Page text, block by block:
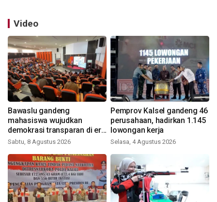
Video
Bawaslu gandeng
mahasiswa wujudkan
demokrasi transparan di era
digital
Sabtu, 8 Agustus 2026
Pemprov Kalsel gandeng 46
perusahaan, hadirkan 1.145
lowongan kerja
Selasa, 4 Agustus 2026